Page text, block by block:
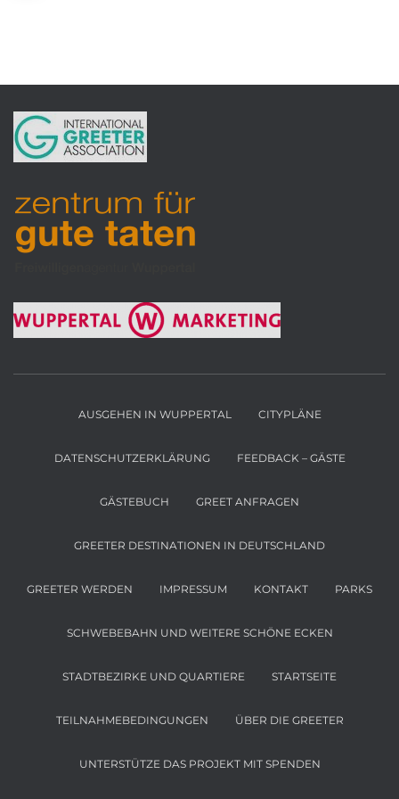
AUSGEHEN IN WUPPERTAL CITYPLÄNE
DATENSCHUTZERKLÄRUNG FEEDBACK – GÄSTE
GÄSTEBUCH GREET ANFRAGEN
GREETER DESTINATIONEN IN DEUTSCHLAND
GREETER WERDEN IMPRESSUM KONTAKT PARKS
SCHWEBEBAHN UND WEITERE SCHÖNE ECKEN
STADTBEZIRKE UND QUARTIERE STARTSEITE
TEILNAHMEBEDINGUNGEN ÜBER DIE GREETER
UNTERSTÜTZE DAS PROJEKT MIT SPENDEN